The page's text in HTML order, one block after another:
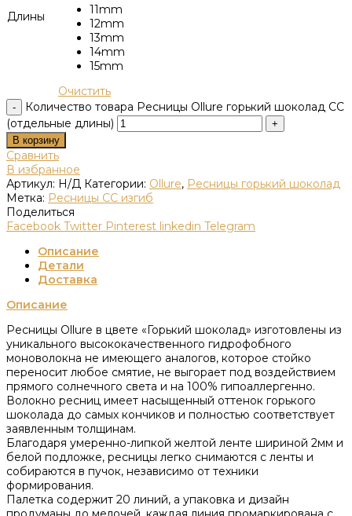
Длины
11mm
12mm
13mm
14mm
15mm
Очистить
Количество товара Ресницы Ollure горький шоколад CC
(отдельные длины)
В корзину
Сравнить
В избранное
Артикул: Н/Д Категории: Ollure, Ресницы горький шоколад
Метка: Ресницы CC изгиб
Поделиться
Facebook Twitter Pinterest linkedin Telegram
Описание
Детали
Доставка
Описание
Ресницы Ollure в цвете «Горький шоколад» изготовлены из
уникального высококачественного гидрофобного
моноволокна не имеющего аналогов, которое стойко
переносит любое смятие, не выгорает под воздействием
прямого солнечного света и на 100% гипоаллергенно.
Волокно ресниц имеет насыщенный оттенок горького
шоколада до самых кончиков и полностью соответствует
заявленным толщинам.
Благодаря умеренно-липкой желтой ленте шириной 2мм и
белой подложке, ресницы легко снимаются с ленты и
собираются в пучок, независимо от техники
формирования.
Палетка содержит 20 линий, а упаковка и дизайн